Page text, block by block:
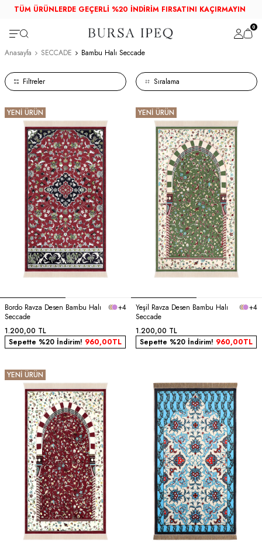
TÜM ÜRÜNLERDE GEÇERLİ %20 İNDİRİM FIRSATINI KAÇIRMAYIN
0
Anasayfa SECCADE Bambu Halı Seccade
Filtreler
YENİ ÜRÜN
Bordo Ravza Desen Bambu Halı
Seccade
+4
1.200,00 TL
Sepette %20 İndirim! 960,00TL
YENİ ÜRÜN
Yeşil Ravza Desen Bambu Halı
Seccade
+4
1.200,00 TL
Sepette %20 İndirim! 960,00TL
YENİ ÜRÜN